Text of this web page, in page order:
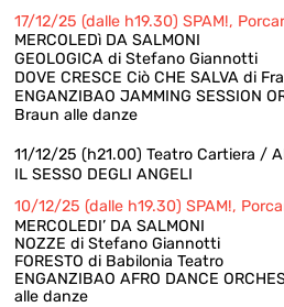
17/12/25 (dalle h19.30) SPAM!,
MERCOLEDì DA SALMONI
GEOLOGICA di Stefano Giannotti
DOVE CRESCE Ciò CHE SALVA di
ENGANZIBAO JAMMING SESSION
Braun alle danze
11/12/25 (h21.00) Teatro Cartiera /
IL SESSO DEGLI ANGELI
10/12/25 (dalle h19.30) SPAM!,
MERCOLEDI’ DA SALMONI
NOZZE di Stefano Giannotti
FORESTO di Babilonia Teatro
ENGANZIBAO AFRO DANCE
alle danze